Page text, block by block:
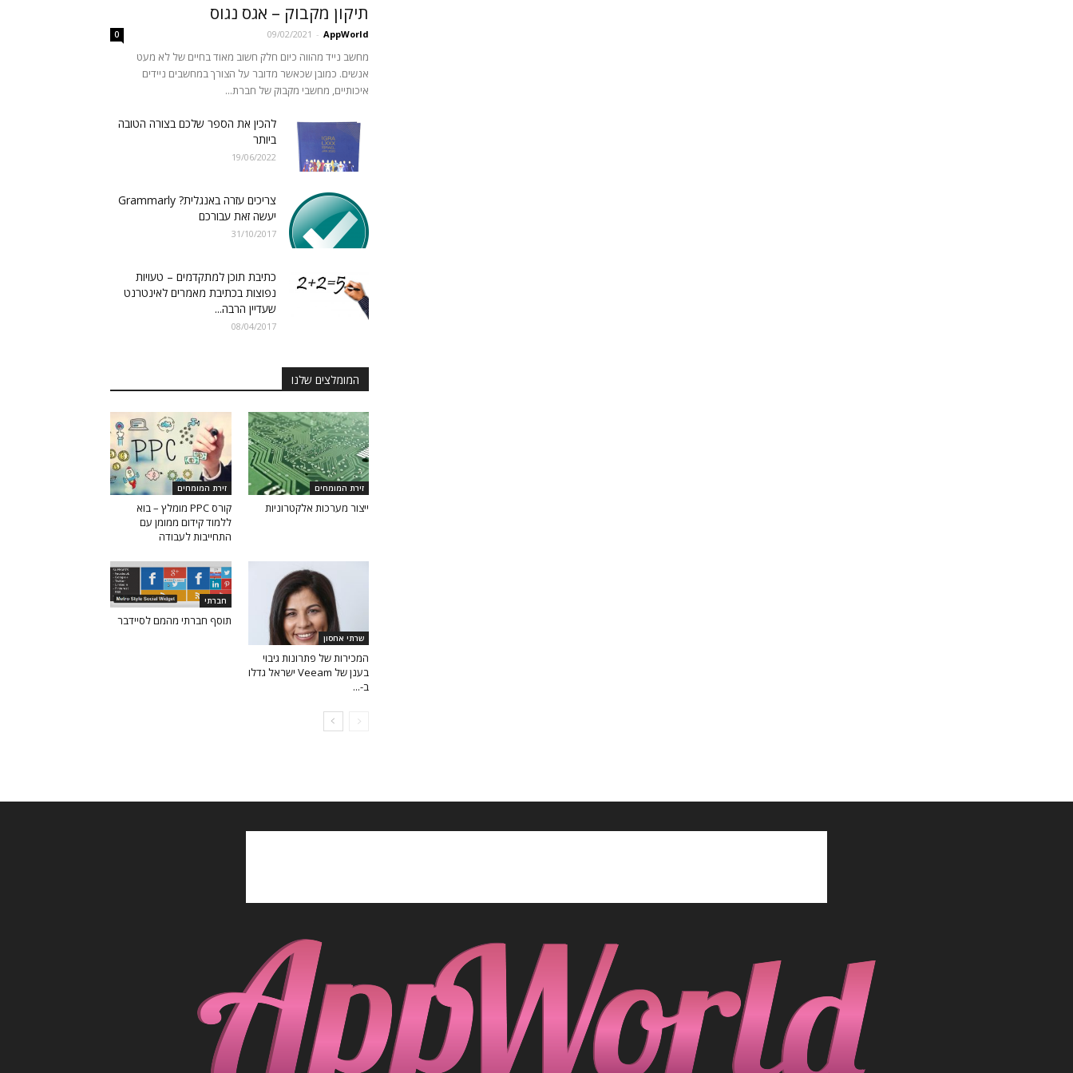
תיקון מקבוק – אגס נגוס
AppWorld
-
09/02/2021
0
מחשב נייד מהווה כיום חלק חשוב מאוד בחיים של לא מעט
אנשים. כמובן שכאשר מדובר על הצורך במחשבים ניידים
איכותיים, מחשבי מקבוק של חברת...
להכין את הספר שלכם בצורה הטובה
ביותר
19/06/2022
צריכים עזרה באנגלית? Grammarly
יעשה זאת עבורכם
31/10/2017
כתיבת תוכן למתקדמים – טעויות
נפוצות בכתיבת מאמרים לאינטרנט
שעדיין הרבה...
08/04/2017
המומלצים שלנו
זירת המומחים
ייצור מערכות אלקטרוניות
זירת המומחים
קורס PPC מומלץ – בוא
ללמוד קידום ממומן עם
התחייבות לעבודה
שרתי אחסון
המכירות של פתרונות גיבוי
בענן של Veeam ישראל גדלו
ב-...
חברתי
תוסף חברתי מהמם לסיידבר